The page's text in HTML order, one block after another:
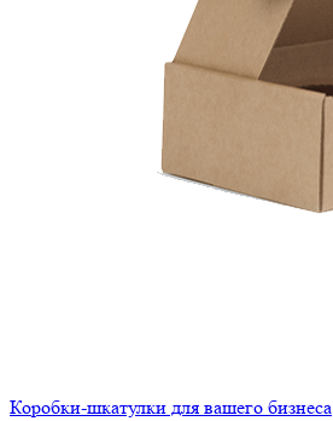
Коробки-шкатулки для вашего бизнеса